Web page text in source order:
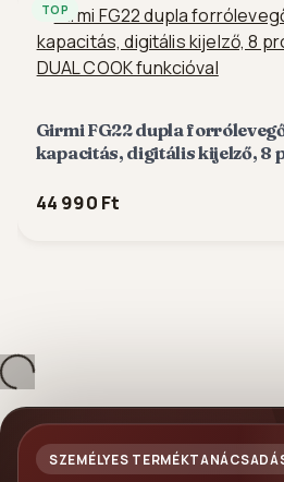
TOP
Girmi FG22 dupla
kapacitás, digitális kijelző, 8
44 990 Ft
SZEMÉLYES